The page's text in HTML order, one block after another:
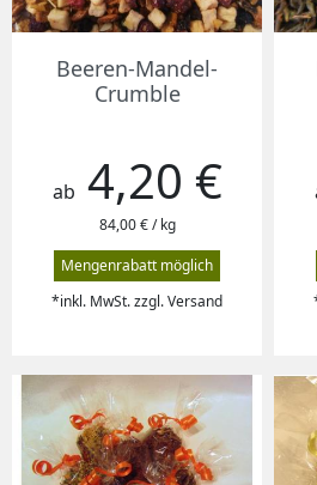
Beeren-Mandel-
Crumble
Preis
ab 4,20 €
84,00 € / kg
Mengenrabatt möglich
*inkl. MwSt. zzgl. Versand